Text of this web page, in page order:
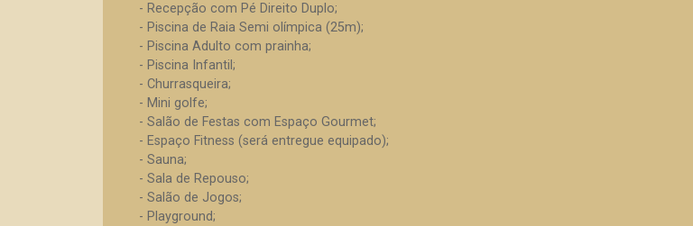
- Recepção com Pé Direito Duplo;
- Piscina de Raia Semi olímpica (25m);
- Piscina Adulto com prainha;
- Piscina Infantil;
- Churrasqueira;
- Mini golfe;
- Salão de Festas com Espaço Gourmet;
- Espaço Fitness (será entregue equipado);
- Sauna;
- Sala de Repouso;
- Salão de Jogos;
- Playground;